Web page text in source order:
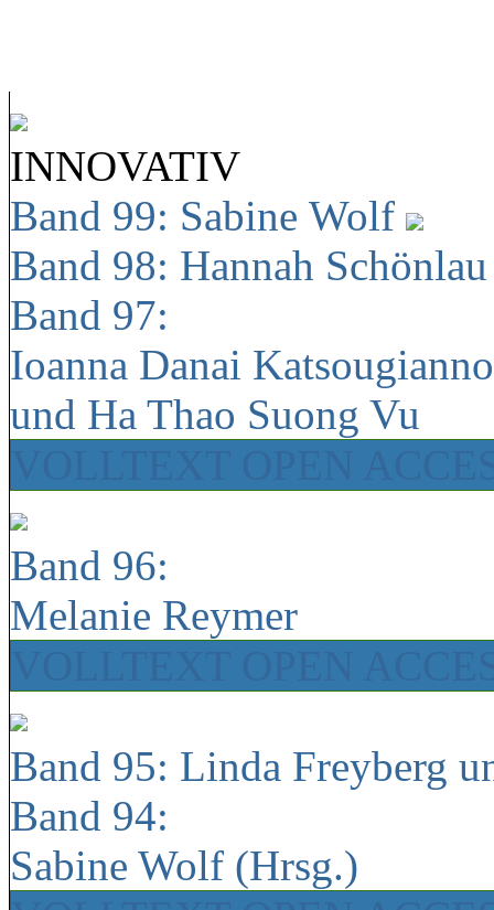
INNOVATIV
Band 99: Sabine Wolf
Band 98: Hannah
Band 97:
Ioanna Danai
und Ha Thao Suong Vu
Band 96:
Melanie Reymer
Band 95: Linda Freyberg
Band 94:
Sabine Wolf (Hrsg.)